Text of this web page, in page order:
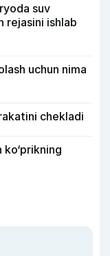
suv
rejasini ishlab
uchun nima
chekladi